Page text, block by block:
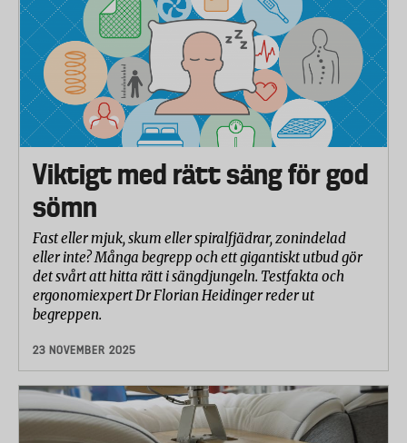
Detaljerad information om laboratorietestet och
metodiken
Viktigt med rätt säng för god
sömn
Fast eller mjuk, skum eller spiralfjädrar, zonindelad
eller inte? Många begrepp och ett gigantiskt utbud gör
det svårt att hitta rätt i sängdjungeln. Testfakta och
ergonomiexpert Dr Florian Heidinger reder ut
begreppen.
23 NOVEMBER 2025